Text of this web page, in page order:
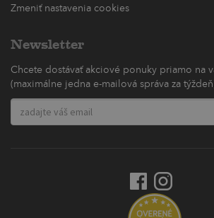
Zmeniť nastavenia cookies
Newsletter
Chcete dostávať akciové ponuky priamo na
(maximálne jedna e-mailová správa za